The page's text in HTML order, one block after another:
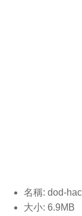
名稱: dod-
大小: 6.9MB